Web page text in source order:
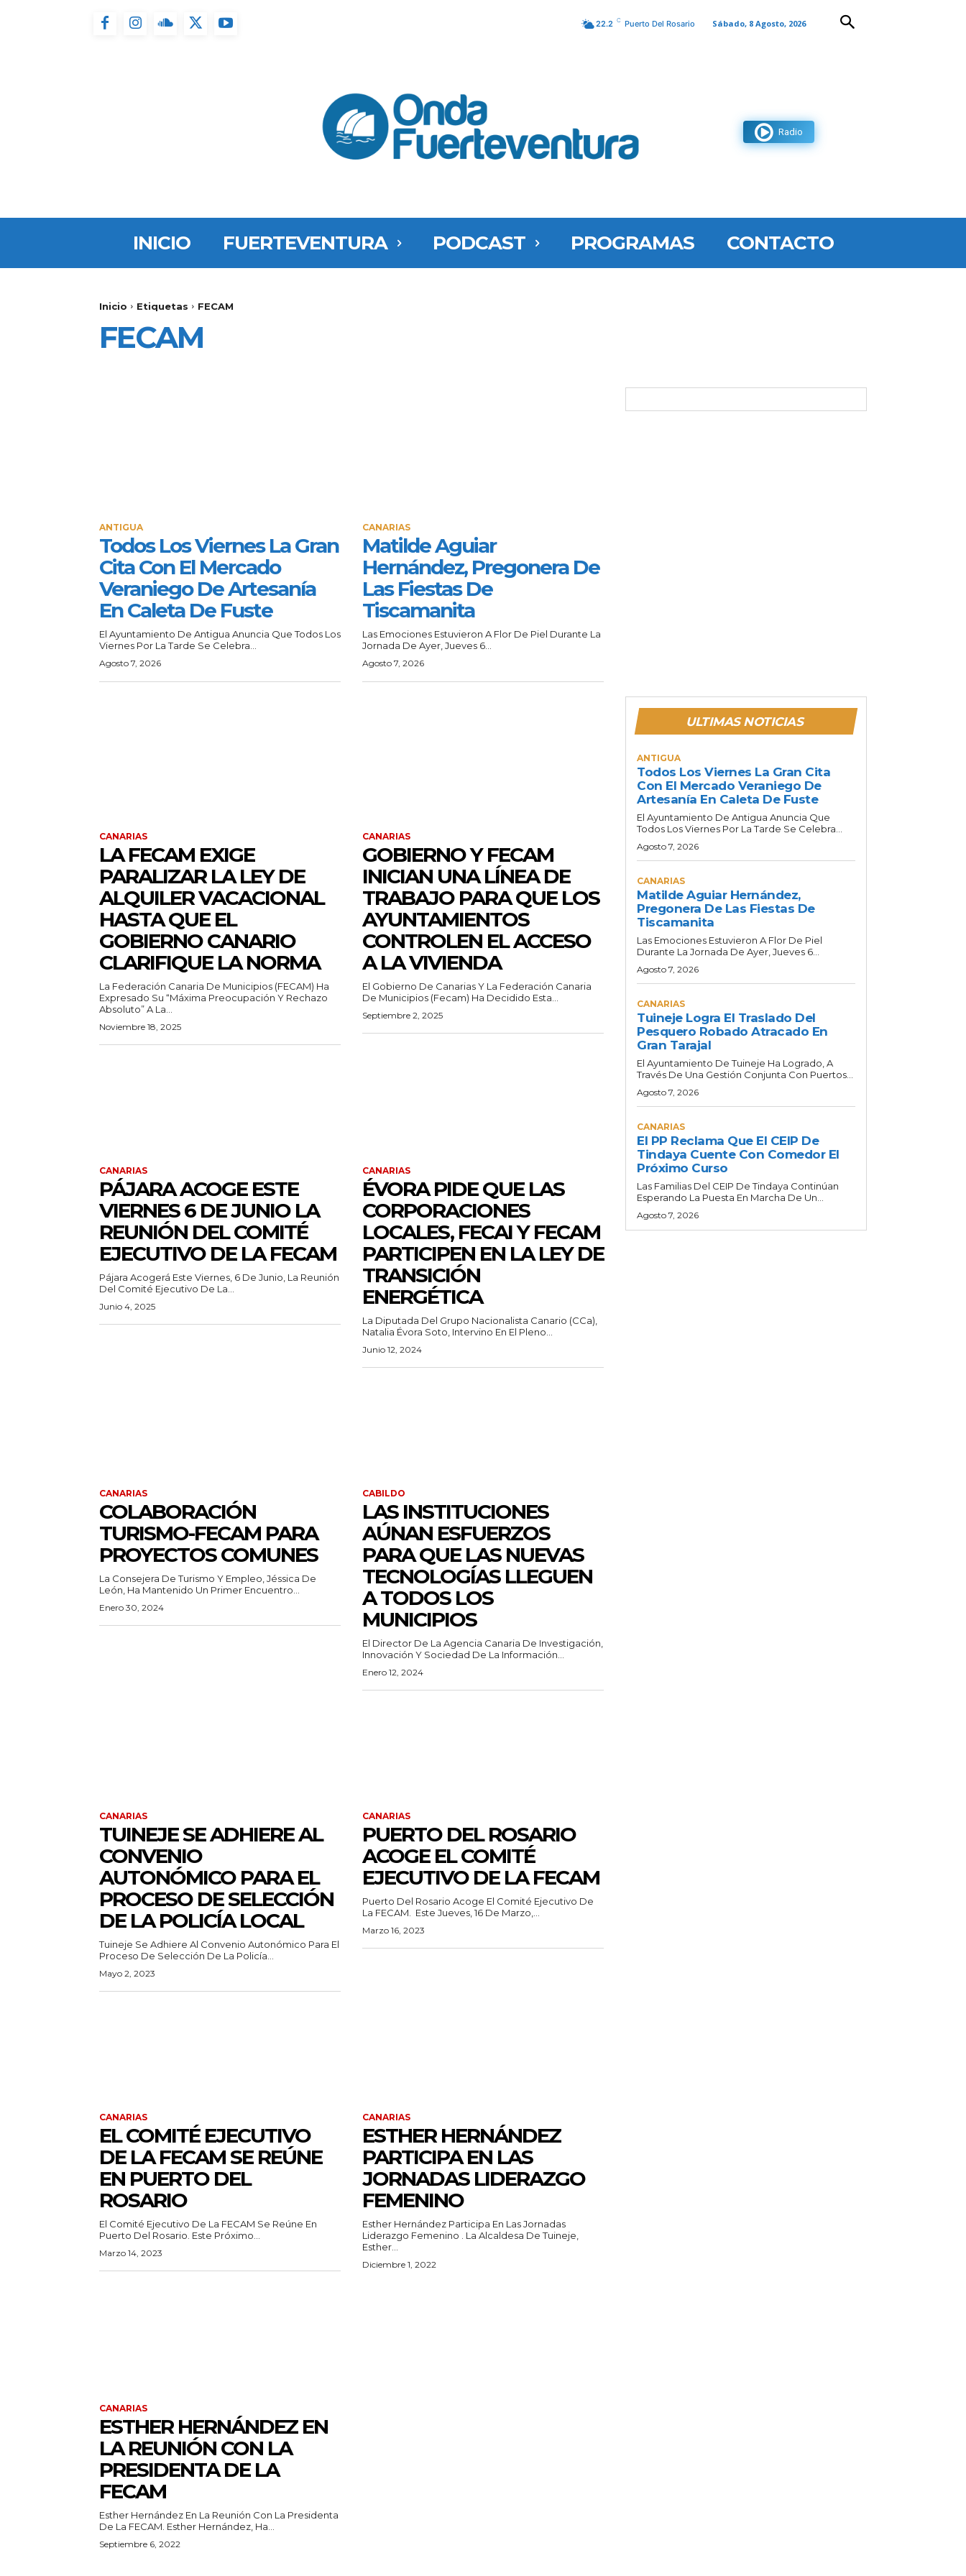
22.2 C Puerto Del Rosario Sábado, 8 Agosto, 2026
Radio
INICIO FUERTEVENTURA PODCAST PROGRAMAS CONTACTO
Inicio Etiquetas FECAM
FECAM
ANTIGUA
Todos Los Viernes La Gran
Cita Con El Mercado
Veraniego De Artesanía
En Caleta De Fuste
El Ayuntamiento De Antigua Anuncia Que Todos Los
Viernes Por La Tarde Se Celebra...
Agosto 7, 2026
CANARIAS
Matilde Aguiar
Hernández, Pregonera De
Las Fiestas De
Tiscamanita
Las Emociones Estuvieron A Flor De Piel Durante La
Jornada De Ayer, Jueves 6...
Agosto 7, 2026
CANARIAS
LA FECAM EXIGE
PARALIZAR LA LEY DE
ALQUILER VACACIONAL
HASTA QUE EL
GOBIERNO CANARIO
CLARIFIQUE LA NORMA
La Federación Canaria De Municipios (FECAM) Ha
Expresado Su “máxima Preocupación Y Rechazo
Absoluto” A La...
Noviembre 18, 2025
CANARIAS
GOBIERNO Y FECAM
INICIAN UNA LÍNEA DE
TRABAJO PARA QUE LOS
AYUNTAMIENTOS
CONTROLEN EL ACCESO
A LA VIVIENDA
El Gobierno De Canarias Y La Federación Canaria
De Municipios (Fecam) Ha Decidido Esta...
Septiembre 2, 2025
CANARIAS
PÁJARA ACOGE ESTE
VIERNES 6 DE JUNIO LA
REUNIÓN DEL COMITÉ
EJECUTIVO DE LA FECAM
Pájara Acogerá Este Viernes, 6 De Junio, La Reunión
Del Comité Ejecutivo De La...
Junio 4, 2025
CANARIAS
ÉVORA PIDE QUE LAS
CORPORACIONES
LOCALES, FECAI Y FECAM
PARTICIPEN EN LA LEY DE
TRANSICIÓN
ENERGÉTICA
La Diputada Del Grupo Nacionalista Canario (CCa),
Natalia Évora Soto, Intervino En El Pleno...
Junio 12, 2024
CANARIAS
COLABORACIÓN
TURISMO-FECAM PARA
PROYECTOS COMUNES
La Consejera De Turismo Y Empleo, Jéssica De
León, Ha Mantenido Un Primer Encuentro...
Enero 30, 2024
CABILDO
LAS INSTITUCIONES
AÚNAN ESFUERZOS
PARA QUE LAS NUEVAS
TECNOLOGÍAS LLEGUEN
A TODOS LOS
MUNICIPIOS
El Director De La Agencia Canaria De Investigación,
Innovación Y Sociedad De La Información...
Enero 12, 2024
CANARIAS
TUINEJE SE ADHIERE AL
CONVENIO
AUTONÓMICO PARA EL
PROCESO DE SELECCIÓN
DE LA POLICÍA LOCAL
Tuineje Se Adhiere Al Convenio Autonómico Para El
Proceso De Selección De La Policía...
Mayo 2, 2023
CANARIAS
PUERTO DEL ROSARIO
ACOGE EL COMITÉ
EJECUTIVO DE LA FECAM
Puerto Del Rosario Acoge El Comité Ejecutivo De
La FECAM. Este Jueves, 16 De Marzo,...
Marzo 16, 2023
CANARIAS
EL COMITÉ EJECUTIVO
DE LA FECAM SE REÚNE
EN PUERTO DEL
ROSARIO
El Comité Ejecutivo De La FECAM Se Reúne En
Puerto Del Rosario. Este Próximo...
Marzo 14, 2023
CANARIAS
ESTHER HERNÁNDEZ
PARTICIPA EN LAS
JORNADAS LIDERAZGO
FEMENINO
Esther Hernández Participa En Las Jornadas
Liderazgo Femenino . La Alcaldesa De Tuineje,
Esther...
Diciembre 1, 2022
CANARIAS
ESTHER HERNÁNDEZ EN
LA REUNIÓN CON LA
PRESIDENTA DE LA
FECAM
Esther Hernández En La Reunión Con La Presidenta
De La FECAM. Esther Hernández, Ha...
Septiembre 6, 2022
ULTIMAS NOTICIAS
ANTIGUA
Todos Los Viernes La Gran Cita
Con El Mercado Veraniego De
Artesanía En Caleta De Fuste
El Ayuntamiento De Antigua Anuncia Que
Todos Los Viernes Por La Tarde Se Celebra...
Agosto 7, 2026
CANARIAS
Matilde Aguiar Hernández,
Pregonera De Las Fiestas De
Tiscamanita
Las Emociones Estuvieron A Flor De Piel
Durante La Jornada De Ayer, Jueves 6...
Agosto 7, 2026
CANARIAS
Tuineje Logra El Traslado Del
Pesquero Robado Atracado En
Gran Tarajal
El Ayuntamiento De Tuineje Ha Logrado, A
Través De Una Gestión Conjunta Con Puertos...
Agosto 7, 2026
CANARIAS
El PP Reclama Que El CEIP De
Tindaya Cuente Con Comedor El
Próximo Curso
Las Familias Del CEIP De Tindaya Continúan
Esperando La Puesta En Marcha De Un...
Agosto 7, 2026